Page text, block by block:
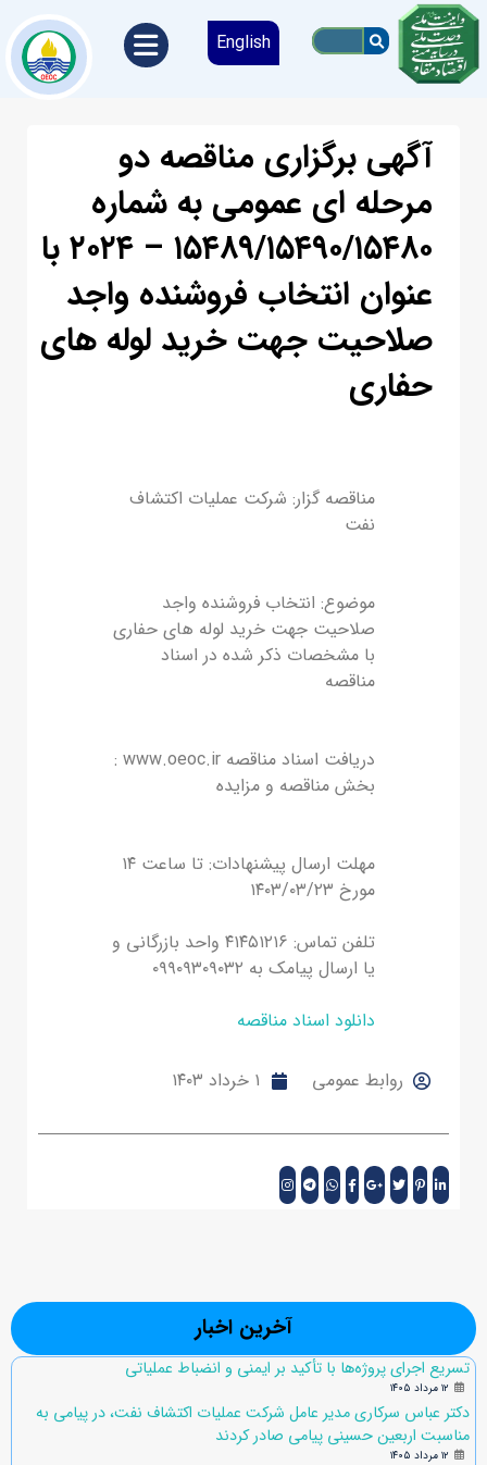
English
آگهی برگزاری مناقصه دو
مرحله ای عمومی به شماره
۱۵۴۸۹/۱۵۴۹۰/۱۵۴۸۰ – ۲۰۲۴ با
عنوان انتخاب فروشنده واجد
صلاحیت جهت خرید لوله های
حفاری
مناقصه گزار: شرکت عملیات اکتشاف
نفت
موضوع: انتخاب فروشنده واجد
صلاحیت جهت خرید لوله های حفاری
با مشخصات ذکر شده در اسناد
مناقصه
دریافت اسناد مناقصه www.oeoc.ir :
بخش مناقصه و مزایده
مهلت ارسال پیشنهادات: تا ساعت ١٤
مورخ ۱۴۰۳/۰۳/۲۳
تلفن تماس: ٤١٤٥١٢١٦ واحد بازرگانی و
یا ارسال پیامک به ٠٩٩٠٩٣٠٩٠٣٢
دانلود اسناد مناقصه
روابط عمومی ۱ خرداد ۱۴۰۳
آخرین اخبار
تسریع اجرای پروژه‌ها با تأکید بر ایمنی و انضباط عملیاتی
۱۲ مرداد ۱۴۰۵
دکتر عباس سرکاری مدیر عامل شرکت عملیات اکتشاف نفت، در پیامی به
مناسبت اربعین حسینی پیامی صادر کردند
۱۲ مرداد ۱۴۰۵